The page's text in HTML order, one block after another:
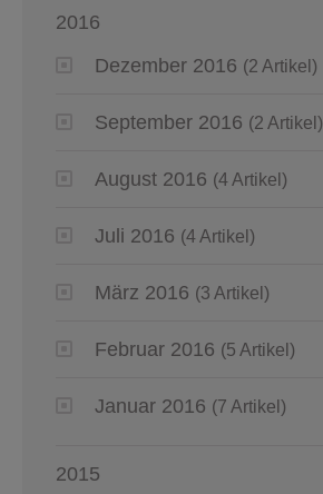
2016
Dezember 2016 (2 Artikel)
September 2016 (2 Artikel)
August 2016 (4 Artikel)
Juli 2016 (4 Artikel)
März 2016 (3 Artikel)
Februar 2016 (5 Artikel)
Januar 2016 (7 Artikel)
2015